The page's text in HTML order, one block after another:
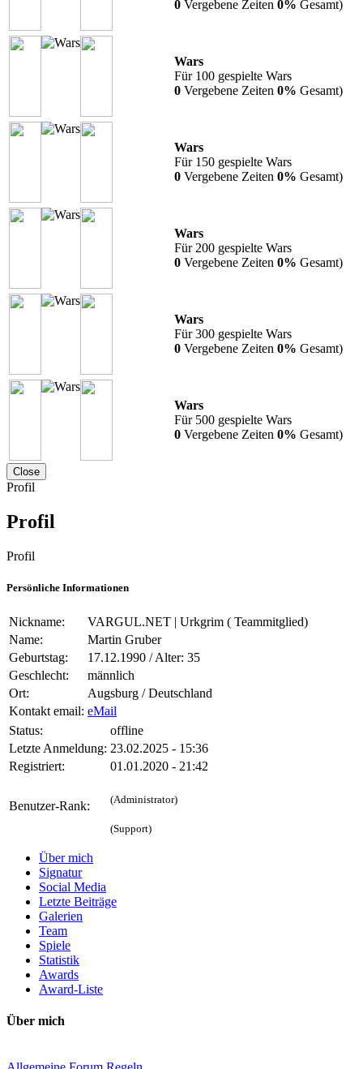
0 Vergebene Zeiten 0% Gesamt)
Wars
Für 100 gespielte Wars
0 Vergebene Zeiten 0% Gesamt)
Wars
Für 150 gespielte Wars
0 Vergebene Zeiten 0% Gesamt)
Wars
Für 200 gespielte Wars
0 Vergebene Zeiten 0% Gesamt)
Wars
Für 300 gespielte Wars
0 Vergebene Zeiten 0% Gesamt)
Wars
Für 500 gespielte Wars
0 Vergebene Zeiten 0% Gesamt)
Close
Profil
Profil
Profil
Persönliche Informationen
Nickname: VARGUL.NET | Urkgrim ( Teammitglied)
Name:
Martin Gruber
Geburtstag:
17.12.1990 / Alter: 35
Geschlecht:
männlich
Ort:
Augsburg / Deutschland
Kontakt email: eMail
Status:
offline
Letzte Anmeldung: 23.02.2025 - 15:36
Registriert:
01.01.2020 - 21:42
Benutzer-Rank: (Administrator)
(Support)
Über mich
Signatur
Social Media
Letzte Beiträge
Galerien
Team
Spiele
Statistik
Awards
Award-Liste
Über mich